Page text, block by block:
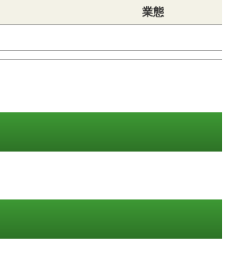
業態